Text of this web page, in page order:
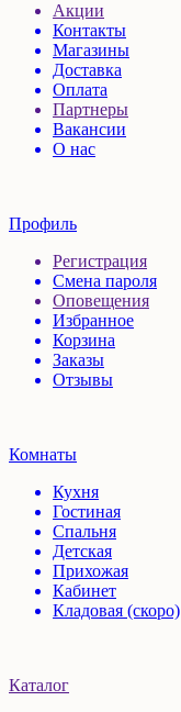
Акции
Контакты
Магазины
Доставка
Оплата
Партнеры
Вакансии
О нас
Профиль
Регистрация
Смена пароля
Оповещения
Избранное
Корзина
Заказы
Отзывы
Комнаты
Кухня
Гостиная
Спальня
Детская
Прихожая
Кабинет
Кладовая (скоро)
Каталог